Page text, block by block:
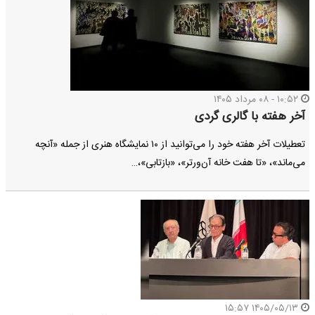
آخر هفته با گالری گردی
تعطیلات آخر هفته خود را می‌توانید از ۱۰ نمایشگاه هنری از جمله «آنچه
می‌ماند»، «تا هفت خانه آن‌ورتر»، «بازتابی»،…